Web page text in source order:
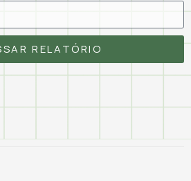
RELATÓRIO